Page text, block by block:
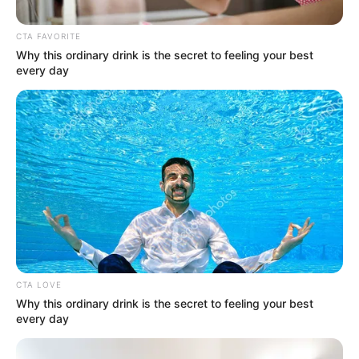
Tomado de @ISAZULETA.
Quema de un bus en Ituango, Antioquia.
Por:Johanna Ramírez Gil
Marzo 15, 2021
CTA FAVORITE
Why this ordinary drink is the secret to feeling your best
every day
CTA LOVE
Why this ordinary drink is the secret to feeling your best
every day